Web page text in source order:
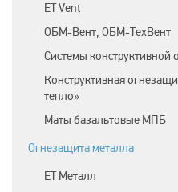
ET Vent
ОБМ-Вент, ОБМ-ТехВент
Системы
Конструктивная
тепло»
Маты базальтовые МПБ
Огнезащита металла
ЕТ Металл